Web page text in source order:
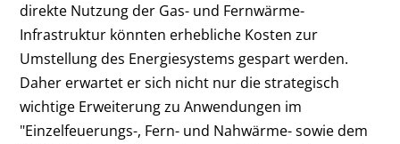
direkte Nutzung der Gas- und Fernwärme-
Infrastruktur könnten erhebliche Kosten zur
Umstellung des Energiesystems gespart werden.
Daher erwartet er sich nicht nur die strategisch
wichtige Erweiterung zu Anwendungen im
"Einzelfeuerungs-, Fern- und Nahwärme- sowie dem